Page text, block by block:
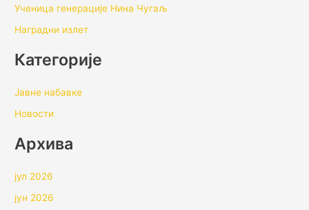
Ученица генерације Нина Чугаљ
Наградни излет
Категорије
Јавне набавке
Новости
Архивa
јул 2026
јун 2026